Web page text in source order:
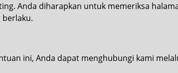
Anda diharapkan untuk memeriksa
ini, Anda dapat menghubungi kami